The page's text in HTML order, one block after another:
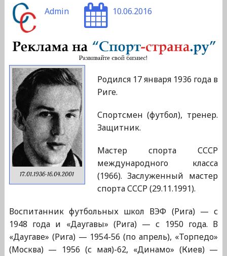
Admin 10.06.2016
17.01.1936-16.04.2001
Родился 17 января 1936 года в
Риге.
Спортсмен (футбол), тренер.
Защитник.
Мастер спорта СССР
международного класса
(1966). Заслуженный мастер
спорта СССР (29.11.1991).
Воспитанник футбольных школ ВЭФ (Рига) — с
1948 года и «Даугавы» (Рига) — с 1950 года. В
«Даугаве» (Рига) — 1954-56 (по апрель), «Торпедо»
(Москва) — 1956 (с мая)-62, «Динамо» (Киев) —